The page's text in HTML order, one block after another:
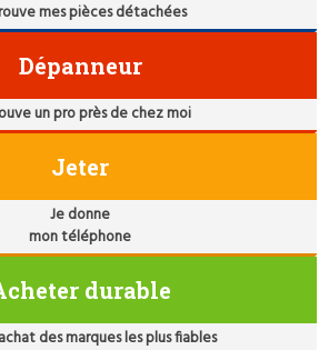
mes pièces détachées
Dépanneur
un pro près de chez moi
Jeter
Je donne
mon téléphone
durable
des marques les plus fiables